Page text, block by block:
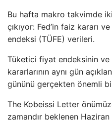
Bu hafta makro takvimde
çıkıyor: Fed’in faiz kararı
endeksi (TÜFE) verileri.
Tüketici fiyat endeksinin ve
kararlarının aynı gün
gününü gerçekten önemli
The Kobeissi Letter
zamandır beklenen